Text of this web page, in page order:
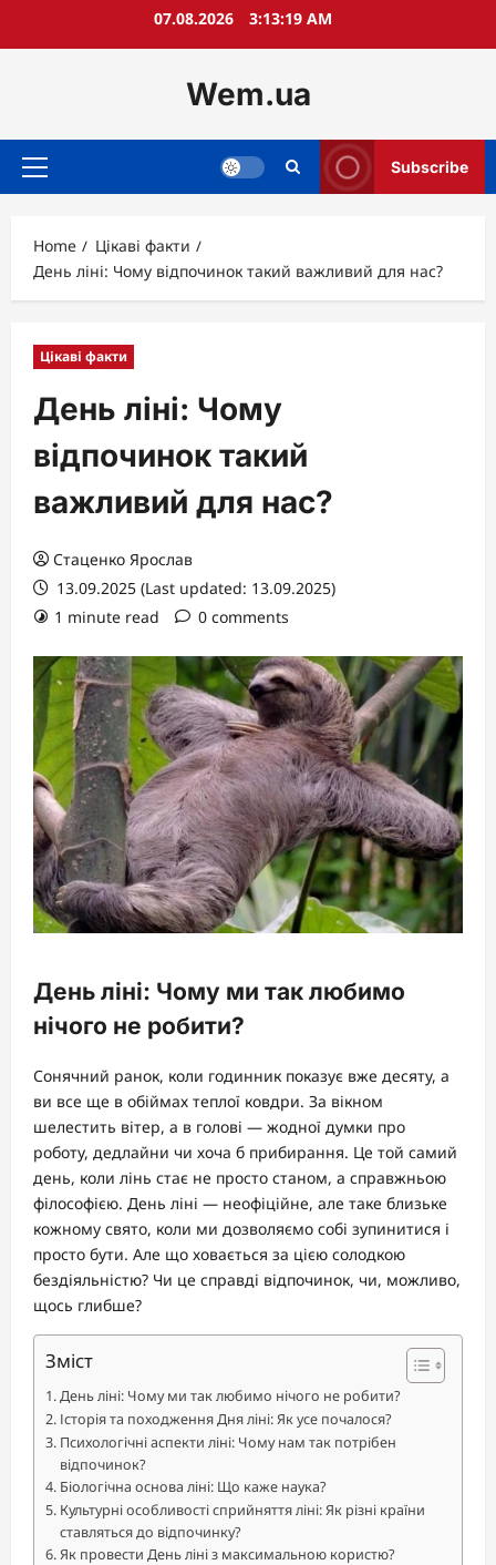
07.08.2026 3:13:20 AM
Wem.ua
Primary
Subscribe
Home
Цікаві факти
День ліні: Чому відпочинок такий важливий для нас?
Цікаві факти
День ліні: Чому
відпочинок такий
важливий для нас?
Стаценко Ярослав
13.09.2025 (Last updated: 13.09.2025)
1 minute read
0 comments
День ліні: Чому ми так любимо
нічого не робити?
Сонячний ранок, коли годинник показує вже десяту, а
ви все ще в обіймах теплої ковдри. За вікном
шелестить вітер, а в голові — жодної думки про
роботу, дедлайни чи хоча б прибирання. Це той самий
день, коли лінь стає не просто станом, а справжньою
філософією. День ліні — неофіційне, але таке близьке
кожному свято, коли ми дозволяємо собі зупинитися і
просто бути. Але що ховається за цією солодкою
бездіяльністю? Чи це справді відпочинок, чи, можливо,
щось глибше?
Зміст
День ліні: Чому ми так любимо нічого не робити?
Історія та походження Дня ліні: Як усе почалося?
Психологічні аспекти ліні: Чому нам так потрібен
відпочинок?
Біологічна основа ліні: Що каже наука?
Культурні особливості сприйняття ліні: Як різні країни
ставляться до відпочинку?
Як провести День ліні з максимальною користю?